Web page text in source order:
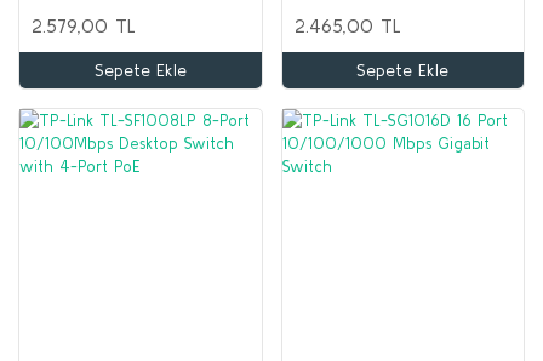
2.579,00 TL
Sepete Ekle
2.465,00 TL
Sepete Ekle